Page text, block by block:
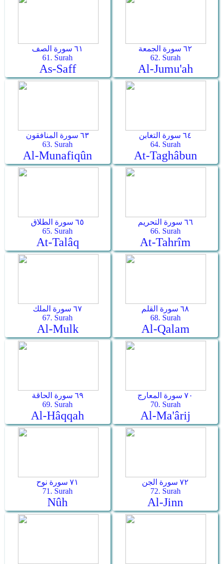
٦١ سورة الصف
61. Surah
As-Saff
٦٢ سورة الجمعة
62. Surah
Al-Jumu'ah
٦٣ سورة المنافقون
63. Surah
Al-Munafiqûn
٦٤ سورة التغابن
64. Surah
At-Taghâbun
٦٥ سورة الطلاق
65. Surah
At-Talâq
٦٦ سورة التحريم
66. Surah
At-Tahrîm
٦٧ سورة الملك
67. Surah
Al-Mulk
٦٨ سورة القلم
68. Surah
Al-Qalam
٦٩ سورة الحاقة
69. Surah
Al-Hâqqah
٧٠ سورة المعارج
70. Surah
Al-Ma'ârij
٧١ سورة نوح
71. Surah
Nûh
٧٢ سورة الجن
72. Surah
Al-Jinn